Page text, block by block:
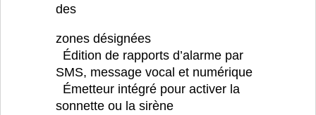
des
zones désignées
Édition de rapports d’alarme par
SMS, message vocal et numérique
Émetteur intégré pour activer la
sonnette ou la sirène